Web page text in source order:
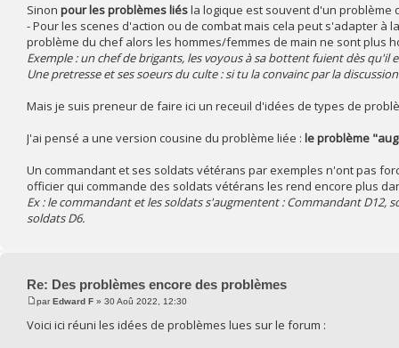
Sinon pour les problèmes liésla logique est souvent d'un problème
- Pour les scenes d'action ou de combat mais cela peut s'adapter à
problème du chef alors les hommes/femmes de main ne sont plus
Exemple : un chef de brigants, les voyous à sa bottent fuient dès qu'il
Une pretresse et ses soeurs du culte : si tu la convainc par la
Mais je suis preneur de faire ici un receuil d'idées de types de
J'ai pensé a une version cousine du problème liée : le problème
Un commandant et ses soldats vétérans par exemples n'ont pas
officier qui commande des soldats vétérans les rend encore plus
Ex : le commandant et les soldats s'augmentent : Commandant D12,
soldats D6.
Re: Des problèmes encore des problèmes
parEdward F » 30 Aoû 2022, 12:30
Voici ici réuni les idées de problèmes lues sur le forum :